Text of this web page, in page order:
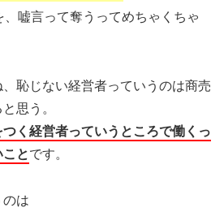
嘘言って奪うってめちゃくちゃ
恥じない経営者っていうのは商売
思う。
く経営者っていうところで働くっ
とです。
は